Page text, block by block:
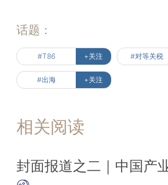
话题：
#T86 +关注 #对等关税
#出海 +关注
相关阅读
封面报道之二｜中国产